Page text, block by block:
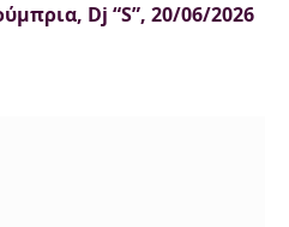
Dj “S”, 20/06/2026